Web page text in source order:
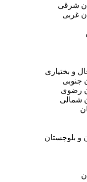
شرقی
غربی
و بختیاری
جنوبی
رضوی
شمالی
و بلوچستان